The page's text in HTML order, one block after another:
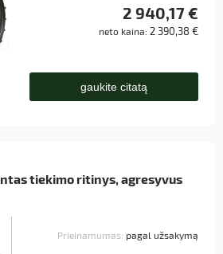
2 940,17 €
neto kaina: 2 390,38 €
gaukite citatą
tiekimo ritinys, agresyvus
Prieinamumas: pagal užsakymą